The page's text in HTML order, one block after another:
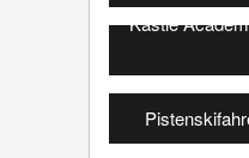
Kästle